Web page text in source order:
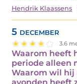
Hendrik Klaassens
5 december
3.6
Waarom heeft
periode alleen
Waarom wil hij
avonden heeft